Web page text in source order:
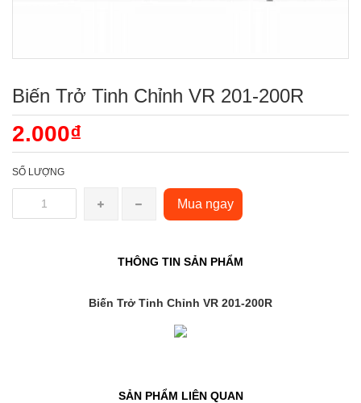
Biến Trở Tinh Chỉnh VR 201-200R
2.000₫
SỐ LƯỢNG
Mua ngay
THÔNG TIN SẢN PHẨM
Biến Trở Tinh Chỉnh VR 201-200R
SẢN PHẨM LIÊN QUAN